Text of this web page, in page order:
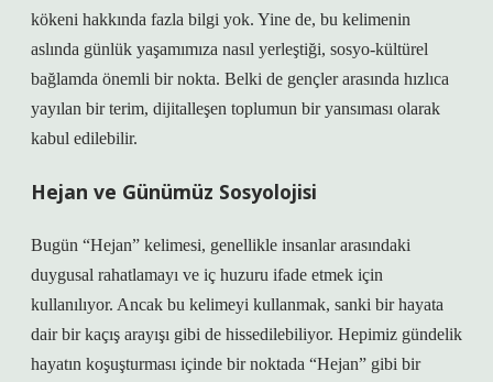
kökeni hakkında fazla bilgi yok. Yine de, bu kelimenin
aslında günlük yaşamımıza nasıl yerleştiği, sosyo-kültürel
bağlamda önemli bir nokta. Belki de gençler arasında hızlıca
yayılan bir terim, dijitalleşen toplumun bir yansıması olarak
kabul edilebilir.
Hejan ve Günümüz Sosyolojisi
Bugün “Hejan” kelimesi, genellikle insanlar arasındaki
duygusal rahatlamayı ve iç huzuru ifade etmek için
kullanılıyor. Ancak bu kelimeyi kullanmak, sanki bir hayata
dair bir kaçış arayışı gibi de hissedilebiliyor. Hepimiz gündelik
hayatın koşuşturması içinde bir noktada “Hejan” gibi bir